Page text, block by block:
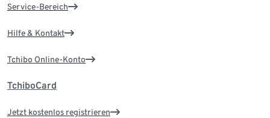
Service-Bereich
Hilfe & Kontakt
Tchibo Online-Konto
TchiboCard
Jetzt kostenlos registrieren